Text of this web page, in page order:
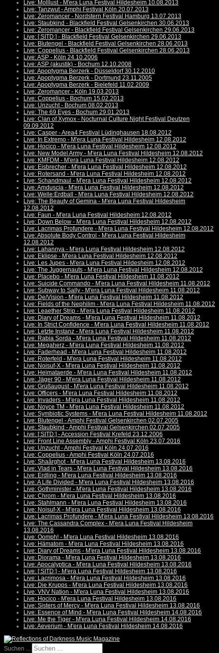
Live: Molllust - M'era Luna Festival Hildesheim 10.08.2013
Live: Tanzwut - Amphi Festival Köln 20.07.2013
Live: Zeromancer - Nordstern Festival Hamburg 13.07.2013
Live: Staubkind - Blackfield Festival Gelsenkirchen 30.06.2013
Live: Zeromancer - Blackfield Festival Gelsenkirchen 29.06.2013
Live: [:SITD:] - Blackfield Festival Gelsenkirchen 29.06.2013
Live: Blutengel - Blackfield Festival Gelsenkirchen 28.06.2013
Live: Coppelius - Blackfield Festival Gelsenkirchen 28.06.2013
Live: ASP - Köln 24.10.2006
Live: ASP (akustik) - Bochum 12.10.2008
Live: Apoptygma Berzerk - Düsseldorf 30.12.2010
Live: Apoptygma Berzerk - Dortmund 23.11.2005
Live: Apoptygma Berzerk - Bielefeld 11.02.2009
Live: Zeromancer - Köln 19.03.2013
Live: Coppelius - Bochum 15.02.2013
Live: Unzucht - Bochum 08.02.2013
Live: The 69 Eyes - Bochum 29.01.2013
Live: Clan of Xymox - Nocturnal Culture Night Festival Deutzen
09.09.2012
Live: Casper - Area4 Festival Lüdinghausen 18.08.2012
Live: In Extremo - M'era Luna Festival Hildesheim 12.08.2012
Live: Hocico - M'era Luna Festival Hildesheim 12.08.2012
Live: New Model Army - M'era Luna Festival Hildesheim 12.08.2012
Live: KMFDM - M'era Luna Festival Hildesheim 12.08.2012
Live: Eisbrecher - M'era Luna Festival Hildesheim 12.08.2012
Live: Rotersand - M'era Luna Festival Hildesheim 12.08.2012
Live: Schandmaul - M'era Luna Festival Hildesheim 12.08.2012
Live: Amduscia - M'era Luna Festival Hildesheim 12.08.2012
Live: Welle:Erdball - M'era Luna Festival Hildesheim 12.08.2012
Live: The Beauty of Gemina - M'era Luna Festival Hildesheim
12.08.2012
Live: Faun - M'era Luna Festival Hildesheim 12.08.2012
Live: Down Below - M'era Luna Festival Hildesheim 12.08.2012
Live: Lacrimas Profundere - M'era Luna Festival Hildesheim 12.08.2012
Live: Absolute Body Control - M'era Luna Festival Hildesheim
12.08.2012
Live: Lahannya - M'era Luna Festival Hildesheim 12.08.2012
Live: Eklipse - M'era Luna Festival Hildesheim 12.08.2012
Live: Les Jupes - M'era Luna Festival Hildesheim 12.08.2012
Live: The Juggernauts - M'era Luna Festival Hildesheim 12.08.2012
Live: Placebo - M'era Luna Festival Hildesheim 11.08.2012
Live: Suicide Commando - M'era Luna Festival Hildesheim 11.08.2012
Live: Subway to Sally - M'era Luna Festival Hildesheim 11.08.2012
Live: De/Vision - M'era Luna Festival Hildesheim 11.08.2012
Live: Fields of the Nephilim - M'era Luna Festival Hildesheim 11.08.2012
Live: Leaether Strip - M'era Luna Festival Hildesheim 11.08.2012
Live: Diary of Dreams - M'era Luna Festival Hildesheim 11.08.2012
Live: In Strict Confidence - M'era Luna Festival Hildesheim 11.08.2012
Live: Letzte Instanz - M'era Luna Festival Hildesheim 11.08.2012
Live: Rabia Sorda - M'era Luna Festival Hildesheim 11.08.2012
Live: Megaherz - M'era Luna Festival Hildesheim 11.08.2012
Live: Faderhead - M'era Luna Festival Hildesheim 11.08.2012
Live: Roterfeld - M'era Luna Festival Hildesheim 11.08.2012
Live: Noisuf-X - M'era Luna Festival Hildesheim 11.08.2012
Live: Heimataerde - M'era Luna Festival Hildesheim 11.08.2012
Live: Jäger 90 - M'era Luna Festival Hildesheim 11.08.2012
Live: Grüßaugust - M'era Luna Festival Hildesheim 11.08.2012
Live: Officers - M'era Luna Festival Hildesheim 11.08.2012
Live: Invaders - M'era Luna Festival Hildesheim 11.08.2012
Live: Noyce TM - M'era Luna Festival Hildesheim 11.08.2012
Live: Symbiotic Systems - M'era Luna Festival Hildesheim 11.08.2012
Live: Blutengel - Amphi Festival Gelsenkirchen 02.07.2005
Live: Staubkind - Amphi Festival Gelsenkirchen 02.07.2005
Live: [:SITD:] - Accession Festival Krefeld 23.12.2006
Live: Front Line Assembly - Amphi Festival Köln 23.07.2016
Live: Unzucht - Amphi Festival Köln 24.07.2016
Live: Coppelius - Amphi Festival Köln 24.07.2016
Live: Shaârghot - M'era Luna Festival Hildesheim 13.08.2016
Live: Vlad in Tears - M'era Luna Festival Hildesheim 13.08.2016
Live: Erdling - M'era Luna Festival Hildesheim 13.08.2016
Live: A Life Divided - M'era Luna Festival Hildesheim 13.08.2016
Live: Gothminister - M'era Luna Festival Hildesheim 13.08.2016
Live: Chrom - M'era Luna Festival Hildesheim 13.08.2016
Live: Stahlmann - M'era Luna Festival Hildesheim 13.08.2016
Live: Noisuf-X - M'era Luna Festival Hildesheim 13.08.2016
Live: Lacrimas Profundere - M'era Luna Festival Hildesheim 13.08.2016
Live: The Cassandra Complex - M'era Luna Festival Hildesheim
13.08.2016
Live: Oomph! - M'era Luna Festival Hildesheim 13.08.2016
Live: Hämatom - M'era Luna Festival Hildesheim 13.08.2016
Live: Diary of Dreams - M'era Luna Festival Hildesheim 13.08.2016
Live: Diorama - M'era Luna Festival Hildesheim 13.08.2016
Live: Apocalyptica - M'era Luna Festival Hildesheim 13.08.2016
Live: [:SITD:] - M'era Luna Festival Hildesheim 13.08.2016
Live: Lacrimosa - M'era Luna Festival Hildesheim 13.08.2016
Live: Die Krupps - M'era Luna Festival Hildesheim 13.08.2016
Live: VNV Nation - M'era Luna Festival Hildesheim 13.08.2016
Live: Hocico - M'era Luna Festival Hildesheim 13.08.2016
Live: Sisters of Mercy - M'era Luna Festival Hildesheim 13.08.2016
Live: Essence of Mind - M'era Luna Festival Hildesheim 14.08.2016
Live: Me the Tiger - M'era Luna Festival Hildesheim 14.08.2016
Live: Aeverium - M'era Luna Festival Hildesheim 14.08.2016
Suchen ...